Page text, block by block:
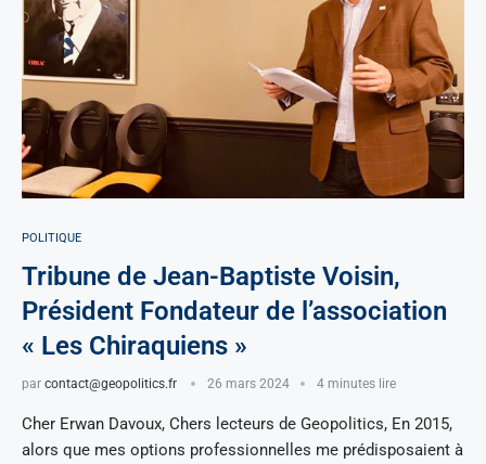
POLITIQUE
Tribune de Jean-Baptiste Voisin,
Président Fondateur de l’association
« Les Chiraquiens »
par contact@geopolitics.fr 26 mars 2024 4 minutes lire
Cher Erwan Davoux, Chers lecteurs de Geopolitics, En 2015,
alors que mes options professionnelles me prédisposaient à